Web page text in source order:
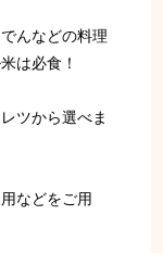
んなどの料理
は必食！
ツから選べま
などをご用